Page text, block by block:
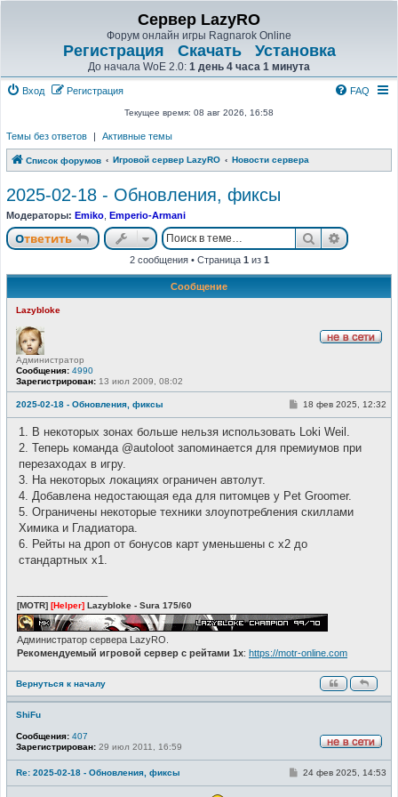
Сервер LazyRO
Форум онлайн игры Ragnarok Online
Регистрация Скачать Установка
До начала WoE 2.0: 1 день 4 часа 1 минута
Вход Регистрация FAQ
Текущее время: 08 авг 2026, 16:58
Темы без ответов | Активные темы
Список форумов Игровой сервер LazyRO Новости сервера
2025-02-18 - Обновления, фиксы
Модераторы: Emiko Emperio-Armani
Ответить Поиск
2 сообщения • Страница 1 из 1
Сообщение
Lazybloke
е
т
Администратор
Сообщения: 4990
Зарегистрирован: 13 июл 2009, 08:02
2025-02-18 - Обновления, фиксы
С
б
щ
18 фев 2025, 12:32
1. В некоторых зонах больше нельзя использовать Loki Weil.
2. Теперь команда @autoloot запоминается для премиумов при
перезаходах в игру.
3. На некоторых локациях ограничен автолут.
4. Добавлена недостающая еда для питомцев у Pet Groomer.
5. Ограничены некоторые техники злоупотребления скиллами
Химика и Гладиатора.
6. Рейты на дроп от бонусов карт уменьшены с x2 до
стандартных x1.
[MOTR] [Helper] Lazybloke - Sura 175/60
Администратор сервера LazyRO.
Рекомендуемый игровой сервер с рейтами 1x: https://motr-online.com
Вернуться к началу
ShiFu
в
с
Сообщения: 407
Зарегистрирован: 29 июл 2011, 16:59
Re: 2025-02-18 - Обновления, фиксы
С24 фев 2025, 14:53